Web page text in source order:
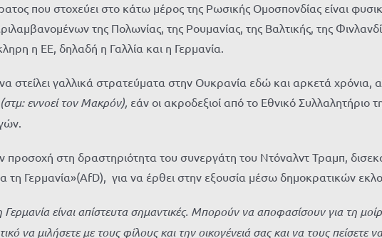
που στοχεύει στο κάτω μέρος της Ρωσικής Ομοσπονδίας είναι
της Πολωνίας, της Ρουμανίας, της Βαλτικής, της
η ΕΕ, δηλαδή η Γαλλία και η Γερμανία.
γαλλικά στρατεύματα στην Ουκρανία εδώ και αρκετά
(στμ: εννοεί τον Μακρόν), εάν οι ακροδεξιοί από το Εθνικό
προσοχή στη δραστηριότητα του συνεργάτη του Ντόναλντ Τραμπ,
τη Γερμανία»(AfD), για να έρθει στην εξουσία μέσω δημοκρατικών
Γερμανία είναι απίστευτα σημαντικές. Μπορούν να αποφασίσουν για τη
να μιλήσετε με τους φίλους και την οικογένειά σας και να τους